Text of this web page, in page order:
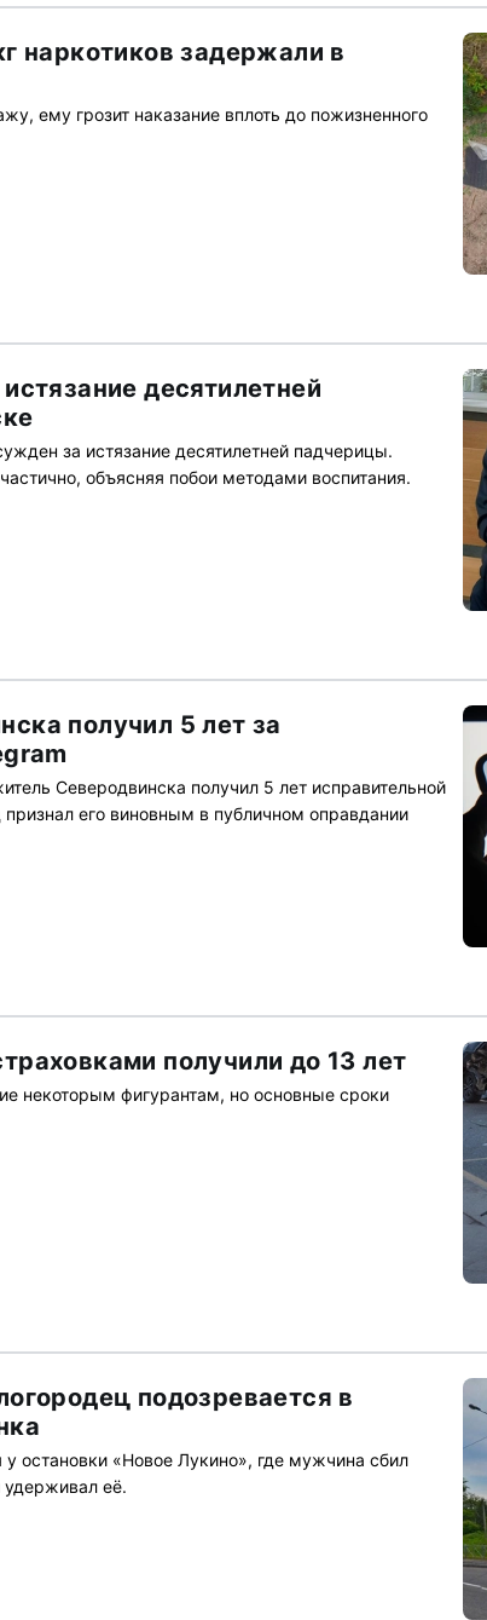
наркотиков задержали в
ему грозит наказание вплоть до пожизненного
десятилетней
за истязание десятилетней падчерицы.
объясняя побои методами воспитания.
получил 5 лет за
Северодвинска получил 5 лет исправительной
его виновным в публичном оправдании
получили до 13 лет
некоторым фигурантам, но основные сроки
подозревается в
остановки «Новое Лукино», где мужчина сбил
её.